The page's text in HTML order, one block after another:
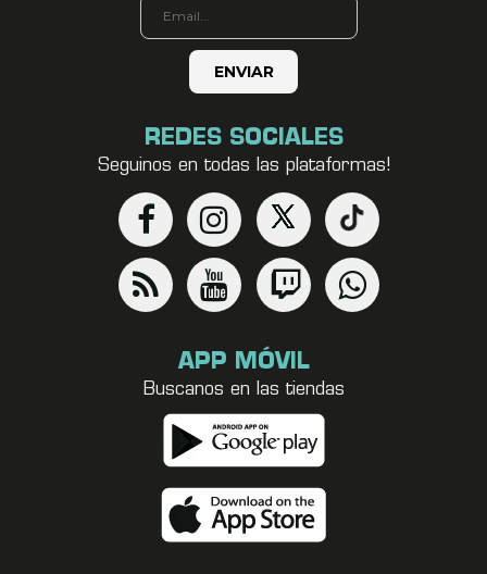
REDES SOCIALES
Seguinos en todas las plataformas!
APP MÓVIL
Buscanos en las tiendas